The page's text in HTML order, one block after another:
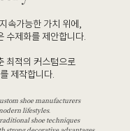
속가능한 가치 위에,
수제화를 제안합니다.
최적의 커스텀으로
제작합니다.
shoe manufacturers
lifestyles.
shoe techniques